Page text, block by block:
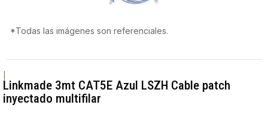
*Todas las imágenes son referenciales.
Linkmade 3mt CAT5E Azul LSZH Cable patch
inyectado multifilar